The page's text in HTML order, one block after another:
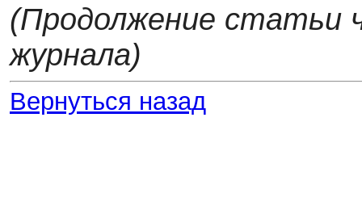
(Продолжение статьи
журнала)
Вернуться назад